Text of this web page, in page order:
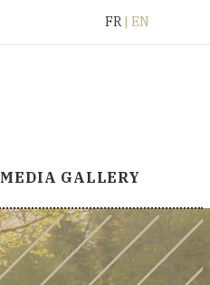
FRFrançais
ENEnglish
MEDIA GALLERY